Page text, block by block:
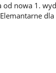
od nowa 1.
dla